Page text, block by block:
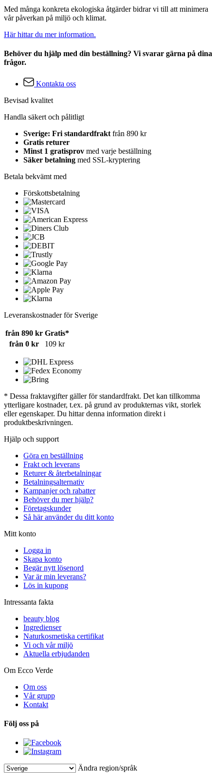
Med många konkreta ekologiska åtgärder bidrar vi till att minimera
vår påverkan på miljö och klimat.
Här hittar du mer information.
Behöver du hjälp med din beställning? Vi svarar gärna på dina
frågor.
Kontakta oss
Bevisad kvalitet
Handla säkert och pålitligt
Sverige: Fri standardfrakt från 890 kr
Gratis returer
Minst 1 gratisprov med varje beställning
Säker betalning med SSL-kryptering
Betala bekvämt med
Förskottsbetalning
Leveranskostnader för Sverige
från 890 kr Gratis*
från 0 kr
109 kr
* Dessa fraktavgifter gäller för standardfrakt. Det kan tillkomma
ytterligare kostnader, t.ex. på grund av produkternas vikt, storlek
eller egenskaper. Du hittar denna information direkt i
produktbeskrivningen.
Hjälp och support
Göra en beställning
Frakt och leverans
Returer & återbetalningar
Betalningsalternativ
Kampanjer och rabatter
Behöver du mer hjälp?
Företagskunder
Så här använder du ditt konto
Mitt konto
Logga in
Skapa konto
Begär nytt lösenord
Var är min leverans?
Lös in kupong
Intressanta fakta
beauty blog
Ingredienser
Naturkosmetiska certifikat
Vi och vår miljö
Aktuella erbjudanden
Om Ecco Verde
Om oss
Vår grupp
Kontakt
Följ oss på
Ändra region/språk